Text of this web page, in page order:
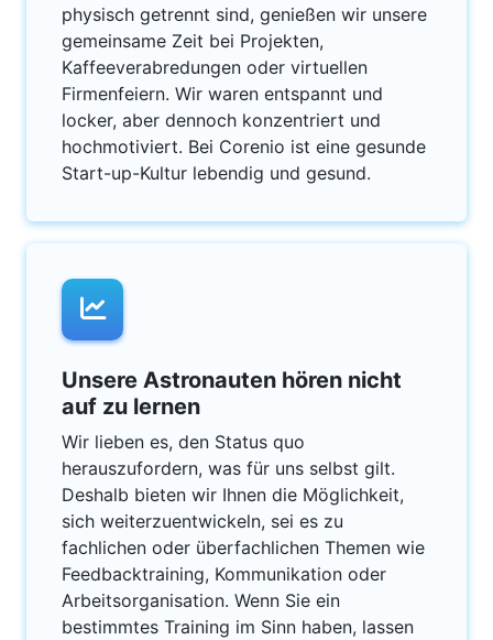
physisch getrennt sind, genießen wir unsere
gemeinsame Zeit bei Projekten,
Kaffeeverabredungen oder virtuellen
Firmenfeiern. Wir waren entspannt und
locker, aber dennoch konzentriert und
hochmotiviert. Bei Corenio ist eine gesunde
Start-up-Kultur lebendig und gesund.
Unsere Astronauten hören nicht
auf zu lernen
Wir lieben es, den Status quo
herauszufordern, was für uns selbst gilt.
Deshalb bieten wir Ihnen die Möglichkeit,
sich weiterzuentwickeln, sei es zu
fachlichen oder überfachlichen Themen wie
Feedbacktraining, Kommunikation oder
Arbeitsorganisation. Wenn Sie ein
bestimmtes Training im Sinn haben, lassen